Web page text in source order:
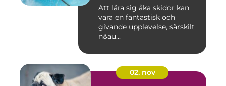
Att lära sig åka skidor kan
vara en fantastisk och
givande upplevelse, särskilt
n&au...
02. nov